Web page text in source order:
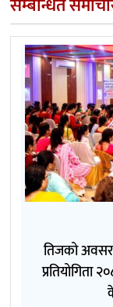
सम्बन्धित
तिजको
प्रतियोगिता